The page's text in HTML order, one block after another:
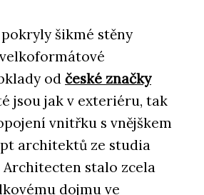
šikmé stěny
od české značky
jsou jak v exteriéru, tak
vnitřku s vnějškem
architektů ze studia
stalo zcela
dojmu ve